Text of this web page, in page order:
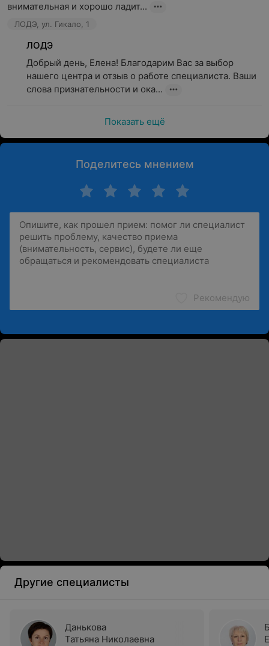
внимательная и хорошо ладит...
ЛОДЭ, ул. Гикало, 1
ЛОДЭ
Добрый день, Елена! Благодарим Вас за выбор
нашего центра и отзыв о работе специалиста. Ваши
слова признательности и ока...
Показать ещё
Поделитесь мнением
Рекомендую
Другие специалисты
Данькова
Татьяна Николаевна